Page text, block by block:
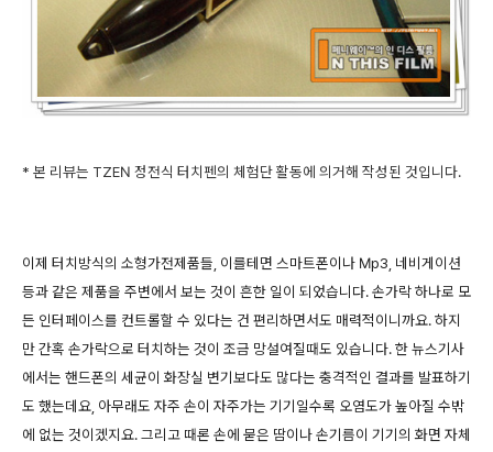
* 본 리뷰는 TZEN 정전식 터치펜의 체험단 활동에 의거해 작성된 것입니다.
이제 터치방식의 소형가전제품들, 이를테면 스마트폰이나 Mp3, 네비게이션
등과 같은 제품을 주변에서 보는 것이 흔한 일이 되었습니다. 손가락 하나로 모
든 인터페이스를 컨트롤할 수 있다는 건 편리하면서도 매력적이니까요. 하지
만 간혹 손가락으로 터치하는 것이 조금 망설여질때도 있습니다. 한 뉴스기사
에서는 핸드폰의 세균이 화장실 변기보다도 많다는 충격적인 결과를 발표하기
도 했는데요, 아무래도 자주 손이 자주가는 기기일수록 오염도가 높아질 수밖
에 없는 것이겠지요. 그리고 때론 손에 묻은 땀이나 손기름이 기기의 화면 자체